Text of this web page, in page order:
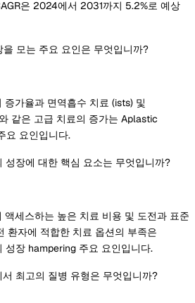
은 2024에서 2031까지 5.2%로 예상
모는 주요 요인은 무엇입니까?
가율과 면역흡수 치료 (ists) 및
같은 고급 치료의 증가는 Aplastic
요 요인입니다.
장에 대한 핵심 요소는 무엇입니까?
액세스하는 높은 치료 비용 및 도전과 표준
환자에 적합한 치료 옵션의 부족은
장 hampering 주요 요인입니다.
최고의 질병 유형은 무엇입니까?